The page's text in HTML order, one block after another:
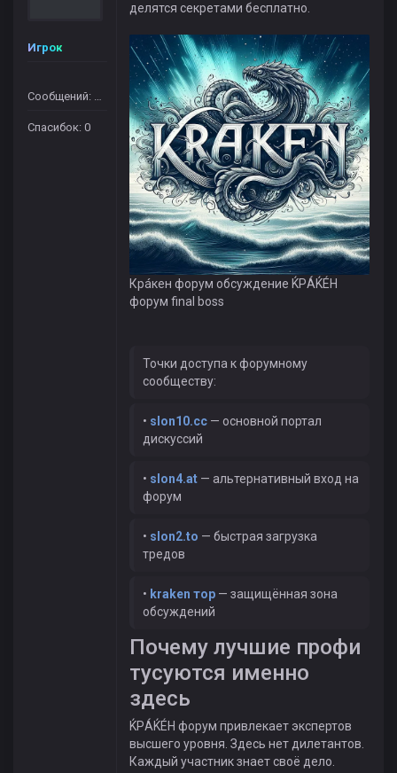
Игрок
Сообщений: 364
Спасибок: 0
делятся секретами бесплатно.
Крáкен форум обсуждение ЌРÁЌÉH
форум final boss
Точки доступа к форумному
сообществу:
• slon10.cc — основной портал
дискуссий
• slon4.at — альтернативный вход на
форум
• slon2.to — быстрая загрузка
тредов
• kraken тор — защищённая зона
обсуждений
Почему лучшие профи
тусуются именно
здесь
ЌРÁЌÉH форум привлекает экспертов
высшего уровня. Здесь нет дилетантов.
Каждый участник знает своё дело.